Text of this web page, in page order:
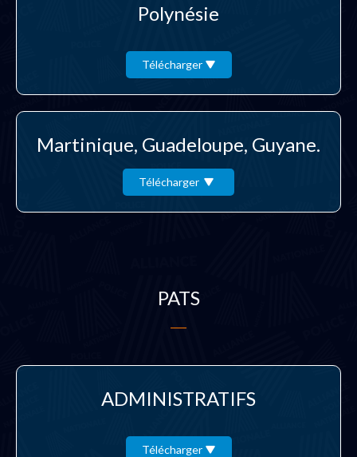
Polynésie
Télécharger
Martinique, Guadeloupe, Guyane.
Télécharger
PATS
ADMINISTRATIFS
Télécharger